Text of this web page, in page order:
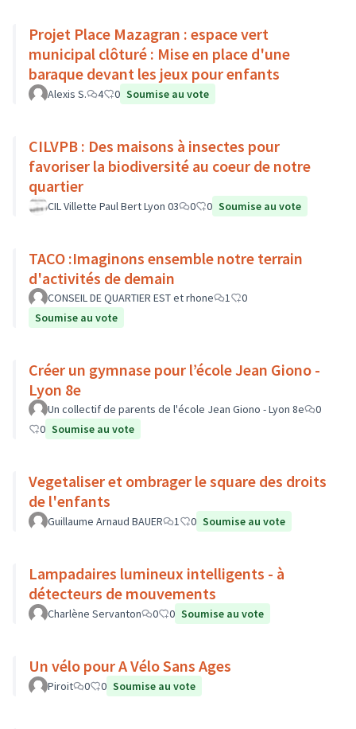
Projet Place Mazagran : espace vert
municipal clôturé : Mise en place d'une
baraque devant les jeux pour enfants
Alexis S. 4 0 Soumise au vote
CILVPB : Des maisons à insectes pour
favoriser la biodiversité au coeur de notre
quartier
CIL Villette Paul Bert Lyon 03 0 0 Soumise au vote
TACO :Imaginons ensemble notre terrain
d'activités de demain
CONSEIL DE QUARTIER EST et rhone 1
0
Soumise au vote
Créer un gymnase pour l’école Jean Giono -
Lyon 8e
Un collectif de parents de l'école Jean Giono - Lyon 8e
0
0 Soumise au vote
Vegetaliser et ombrager le square des droits
de l'enfants
Guillaume Arnaud BAUER 1 0 Soumise au vote
Lampadaires lumineux intelligents - à
détecteurs de mouvements
Charlène Servanton 0 0 Soumise au vote
Un vélo pour A Vélo Sans Ages
Piroit 0 0 Soumise au vote